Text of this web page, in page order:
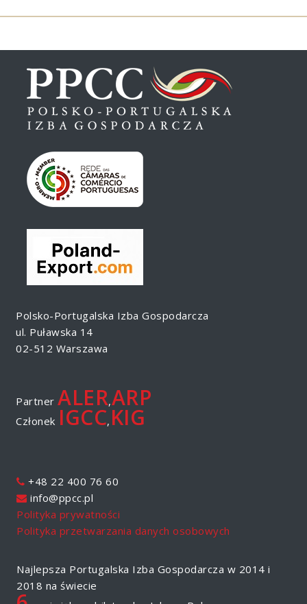
Polsko-Portugalska Izba Gospodarcza
ul. Puławska 14
02-512 Warszawa
Partner ALER,ARP
Członek IGCC, KIG
+48 22 400 76 60
info@ppcc.pl
Polityka prywatności
Polityka przetwarzania danych osobowych
Najlepsza Portugalska Izba Gospodarcza w 2014 i
2018 na świecie